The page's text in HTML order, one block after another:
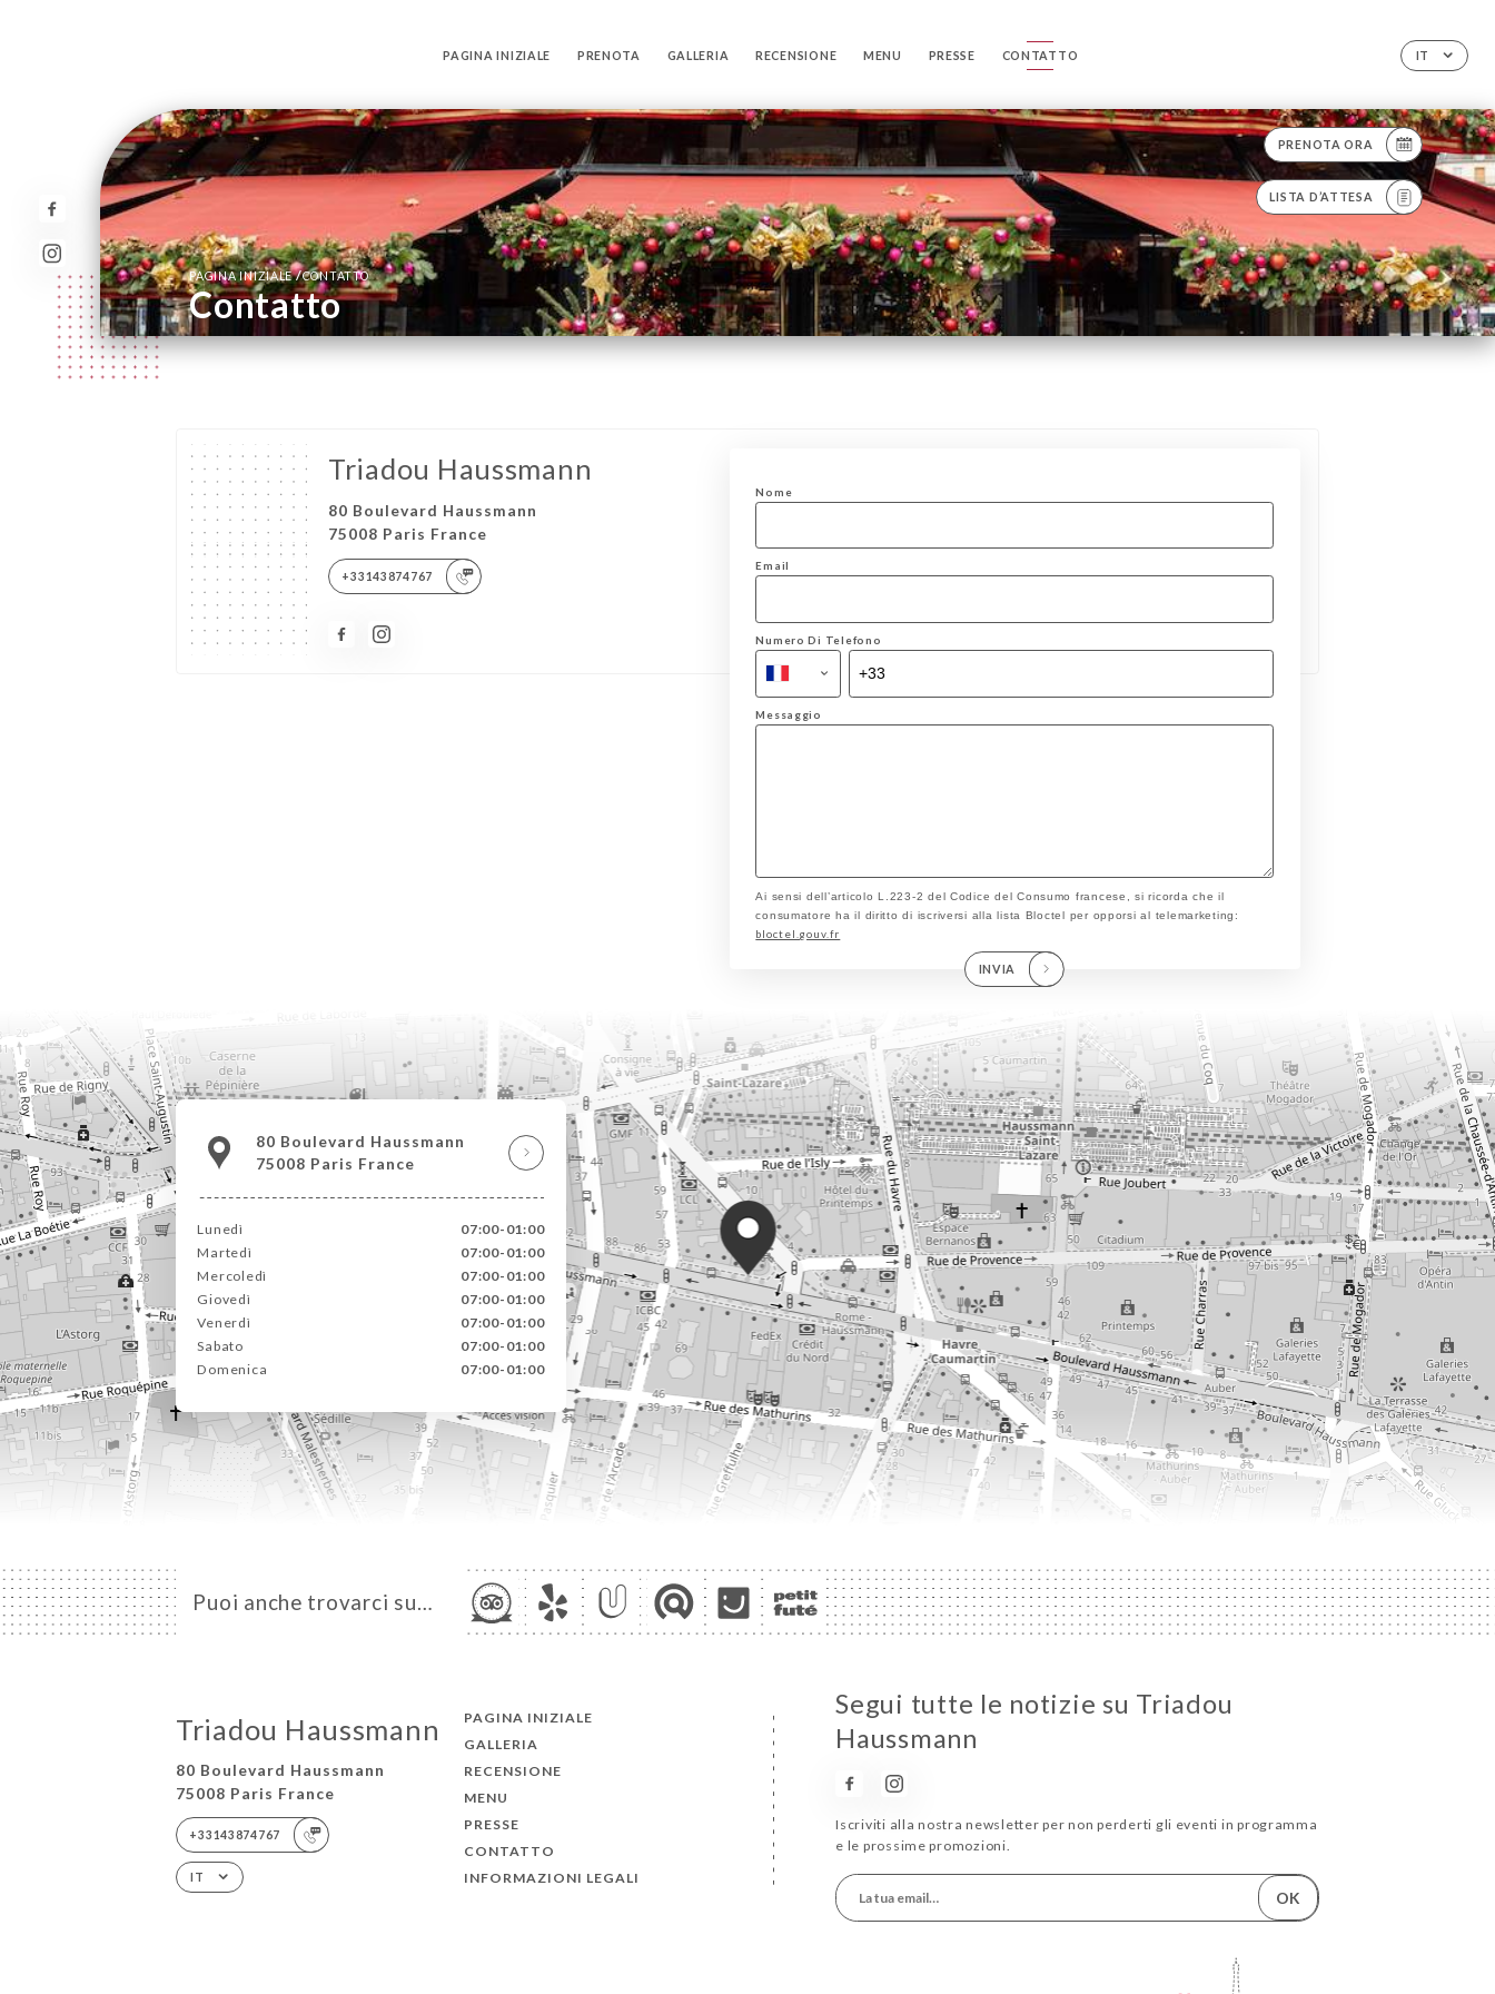
IT
PAGINA INIZIALE PRENOTA GALLERIA RECENSIONE MENU PRESSE CONTATTO
PRENOTA ORA
LISTA D’ATTESA
PAGINA INIZIALE/CONTATTO
Contatto
Triadou Haussmann
80 Boulevard Haussmann
75008 Paris France
+33143874767
Nome
Email
Numero Di Telefono
Messaggio
Ai sensi dell’articolo L.223-2 del Codice del Consumo francese, si ricorda che il
consumatore ha il diritto di iscriversi alla lista Bloctel per opporsi al telemarketing:
bloctel.gouv.fr
INVIA
80 Boulevard Haussmann
75008 Paris France
Lunedì
07:00-01:00
Martedì
07:00-01:00
Mercoledì
07:00-01:00
Giovedì
07:00-01:00
Venerdì
07:00-01:00
Sabato
07:00-01:00
Domenica
07:00-01:00
Puoi anche trovarci su…
Triadou Haussmann
80 Boulevard Haussmann
75008 Paris France
+33143874767
IT
PAGINA INIZIALE
GALLERIA
RECENSIONE
MENU
PRESSE
CONTATTO
INFORMAZIONI LEGALI
Segui tutte le notizie su Triadou
Haussmann
Iscriviti alla nostra newsletter per non perderti gli eventi in programma
e le prossime promozioni.
OK